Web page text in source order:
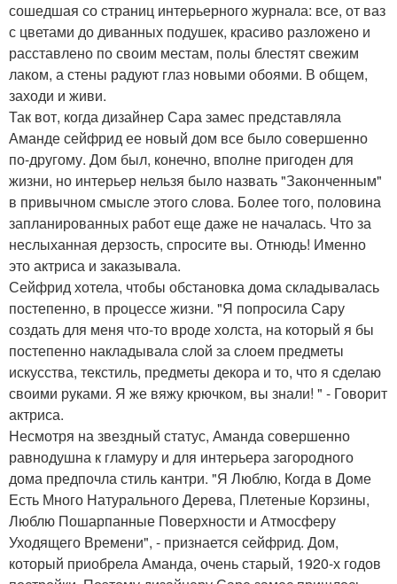
сошедшая со страниц интерьерного журнала: все, от ваз
с цветами до диванных подушек, красиво разложено и
расставлено по своим местам, полы блестят свежим
лаком, а стены радуют глаз новыми обоями. В общем,
заходи и живи.
Так вот, когда дизайнер Сара замес представляла
Аманде сейфрид ее новый дом все было совершенно
по-другому. Дом был, конечно, вполне пригоден для
жизни, но интерьер нельзя было назвать "Законченным"
в привычном смысле этого слова. Более того, половина
запланированных работ еще даже не началась. Что за
неслыханная дерзость, спросите вы. Отнюдь! Именно
это актриса и заказывала.
Сейфрид хотела, чтобы обстановка дома складывалась
постепенно, в процессе жизни. "Я попросила Сару
создать для меня что-то вроде холста, на который я бы
постепенно накладывала слой за слоем предметы
искусства, текстиль, предметы декора и то, что я сделаю
своими руками. Я же вяжу крючком, вы знали! " - Говорит
актриса.
Несмотря на звездный статус, Аманда совершенно
равнодушна к гламуру и для интерьера загородного
дома предпочла стиль кантри. "Я Люблю, Когда в Доме
Есть Много Натурального Дерева, Плетеные Корзины,
Люблю Пошарпанные Поверхности и Атмосферу
Уходящего Времени", - признается сейфрид. Дом,
который приобрела Аманда, очень старый, 1920-х годов